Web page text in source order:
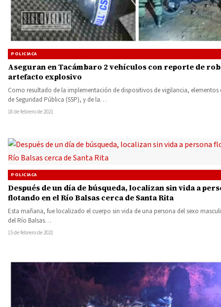
POLICIACA
Aseguran en Tacámbaro 2 vehículos con reporte de
artefacto explosivo
Como resultado de la implementación de dispositivos de vigilancia, elementos
de Seguridad Pública (SSP), y de la…
18 de febrero de 2021
POLICIACA
Después de un día de búsqueda, localizan sin vida a
flotando en el Río Balsas cerca de Santa Rita
Esta mañana, fue localizado el cuerpo sin vida de una persona del sexo
del Río Balsas…
15 de febrero de 2021